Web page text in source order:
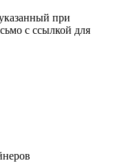
при
с ссылкой для